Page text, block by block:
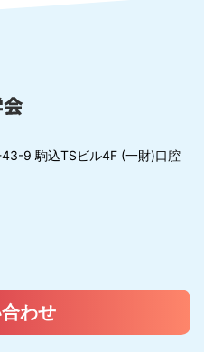
9 駒込TSビル4F (一財)口腔
わせ